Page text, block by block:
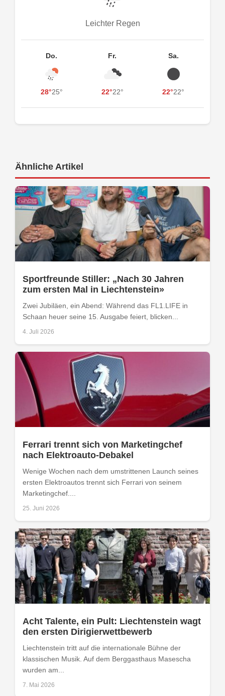
Leichter Regen
Do.
28°25°
Fr.
22°22°
Sa.
22°22°
Ähnliche Artikel
Sportfreunde Stiller: „Nach 30 Jahren
zum ersten Mal in Liechtenstein»
Zwei Jubiläen, ein Abend: Während das FL1.LIFE in
Schaan heuer seine 15. Ausgabe feiert, blicken...
4. Juli 2026
Ferrari trennt sich von Marketingchef
nach Elektroauto-Debakel
Wenige Wochen nach dem umstrittenen Launch seines
ersten Elektroautos trennt sich Ferrari von seinem
Marketingchef....
25. Juni 2026
Acht Talente, ein Pult: Liechtenstein wagt
den ersten Dirigierwettbewerb
Liechtenstein tritt auf die internationale Bühne der
klassischen Musik. Auf dem Berggasthaus Masescha
wurden am...
7. Mai 2026